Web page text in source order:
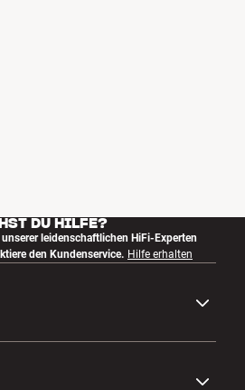
DU HILFE?
unserer leidenschaftlichen HiFi-Experten
den Kundenservice. Hilfe erhalten